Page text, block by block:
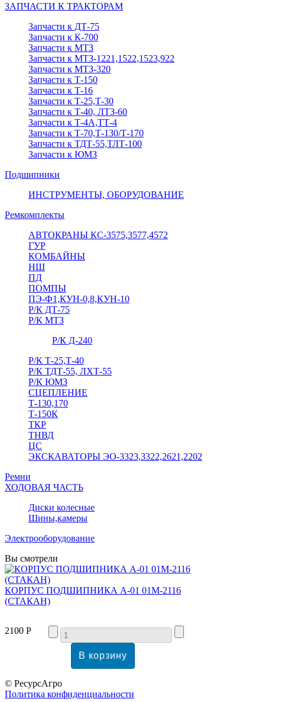
ЗАПЧАСТИ К ТРАКТОРАМ
Запчасти к ДТ-75
Запчасти к К-700
Запчасти к МТЗ
Запчасти к МТЗ-1221,1522,1523,922
Запчасти к МТЗ-320
Запчасти к Т-150
Запчасти к Т-16
Запчасти к Т-25,Т-30
Запчасти к Т-40, ЛТЗ-60
Запчасти к Т-4А,ТТ-4
Запчасти к Т-70,Т-130/Т-170
Запчасти к ТДТ-55,ТЛТ-100
Запчасти к ЮМЗ
Подшипники
ИНСТРУМЕНТЫ, ОБОРУДОВАНИЕ
Ремкомплекты
АВТОКРАНЫ КС-3575,3577,4572
ГУР
КОМБАЙНЫ
НШ
ПД
ПОМПЫ
ПЭ-Ф1,КУН-0,8,КУН-10
Р/К ДТ-75
Р/К МТЗ
Р/К Д-240
Р/К Т-25,Т-40
Р/К ТДТ-55, ЛХТ-55
Р/К ЮМЗ
СЦЕПЛЕНИЕ
Т-130,170
Т-150К
ТКР
ТНВД
ЦС
ЭКСКАВАТОРЫ ЭО-3323,3322,2621,2202
Ремни
ХОДОВАЯ ЧАСТЬ
Диски колесные
Шины,камеры
Электрооборудование
Вы смотрели
КОРПУС ПОДШИПНИКА А-01 01М-2116
(СТАКАН)
2100 Р
© РесурсАгро
Политика конфиденциальности